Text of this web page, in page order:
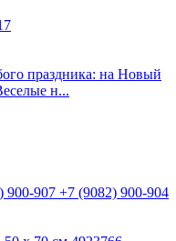
праздника: на Новый
н...
900-907 +7 (9082) 900-904